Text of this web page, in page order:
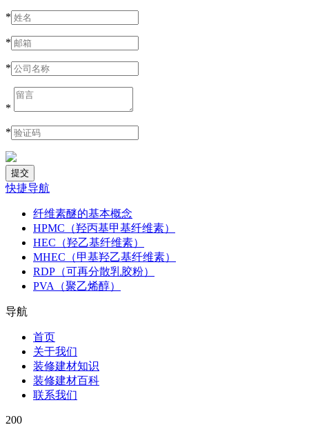
*
*
*
*
*
快捷导航
纤维素醚的基本概念
HPMC（羟丙基甲基纤维素）
HEC（羟乙基纤维素）
MHEC（甲基羟乙基纤维素）
RDP（可再分散乳胶粉）
PVA（聚乙烯醇）
导航
首页
关于我们
装修建材知识
装修建材百科
联系我们
200